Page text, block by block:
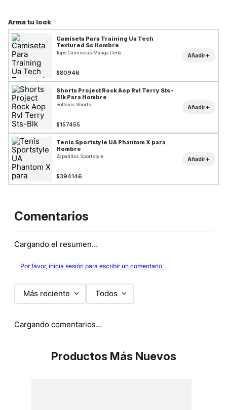
Arma tu look
Camiseta Para Training Ua Tech
Textured Ss Hombre
Tops Camisetas Manga Corta
$80946
Añadir+
Shorts Project Rock Aop Rvl Terry Sts-
Blk Para Hombre
Bottoms Shorts
$157455
Añadir+
Tenis Sportstyle UA Phantom X para
Hombre
Zapatillas Sportstyle
$394146
Añadir+
Comentarios
Cargando el resumen…
Por favor, inicia sesión para escribir un comentario.
Más reciente Todos
Cargando comentarios…
Productos Más Nuevos